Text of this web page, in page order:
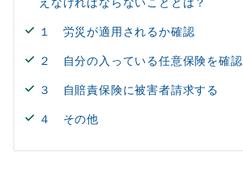
１ 労災が適用されるか確認
２ 自分の入っている任意保険を確認
３ 自賠責保険に被害者請求する
４ その他